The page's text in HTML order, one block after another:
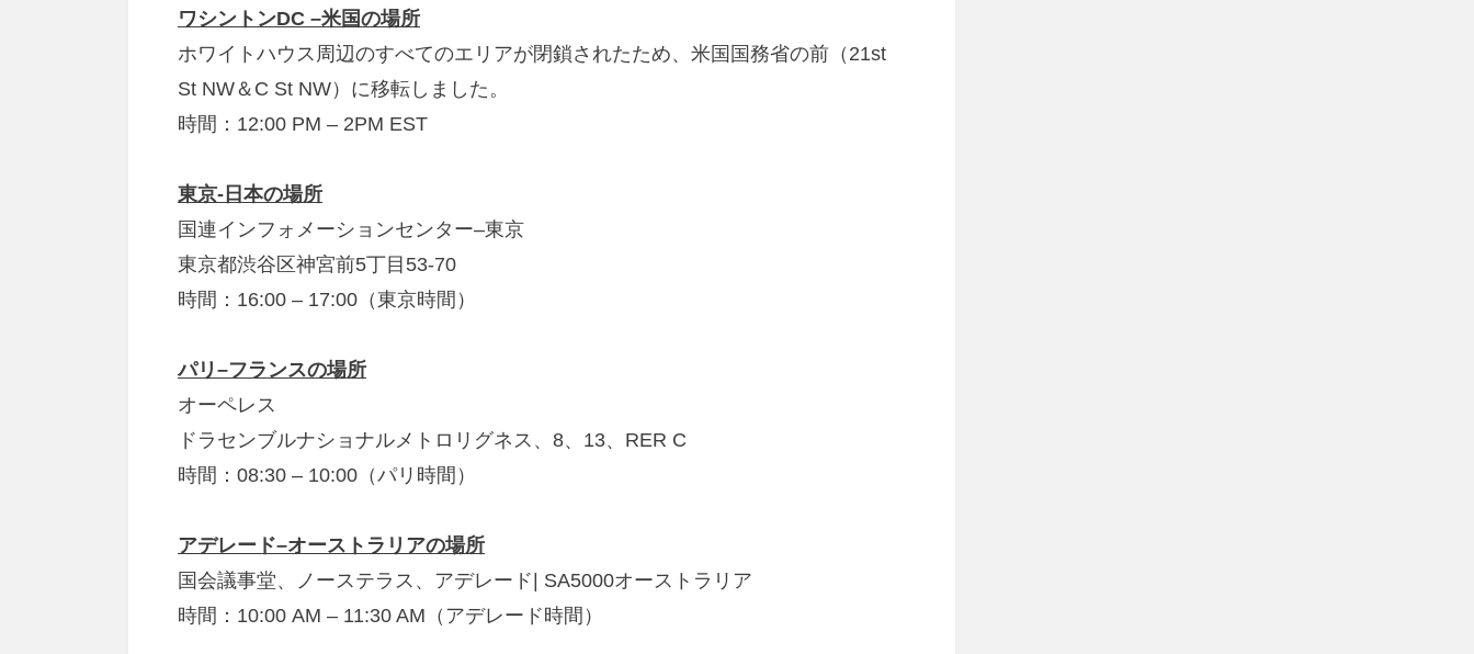
ワシントンDC –米国の場所
ホワイトハウス周辺のすべてのエリアが閉鎖されたため、米国国務省の前（21st
St NW＆C St NW）に移転しました。
時間：12:00 PM – 2PM EST
東京-日本の場所
国連インフォメーションセンター–東京
東京都渋谷区神宮前5丁目53-70
時間：16:00 – 17:00（東京時間）
パリ–フランスの場所
オーペレス
ドラセンブルナショナルメトロリグネス、8、13、RER C
時間：08:30 – 10:00（パリ時間）
アデレード–オーストラリアの場所
国会議事堂、ノーステラス、アデレード| SA5000オーストラリア
時間：10:00 AM – 11:30 AM（アデレード時間）